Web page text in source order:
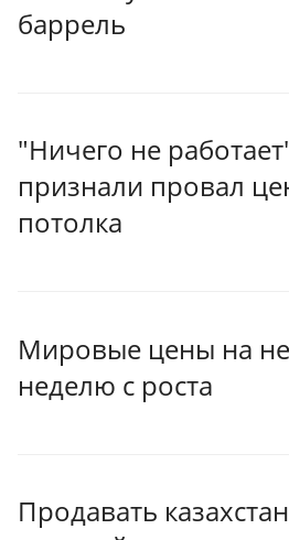
баррель
"Ничего не
признали провал
потолка
Мировые цены на
неделю с роста
Продавать